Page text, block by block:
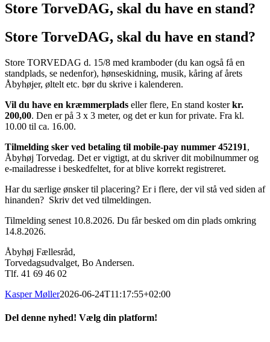
Store TorveDAG, skal du have en stand?
Store TorveDAG, skal du have en stand?
Store TORVEDAG d. 15/8 med kramboder (du kan også få en
standplads, se nedenfor), hønseskidning, musik, kåring af årets
Åbyhøjer, øltelt etc. bør du skrive i kalenderen.
Vil du have en kræmmerplads eller flere, En stand kosterkr.
200,00. Den er på 3 x 3 meter, og det er kun for private. Fra kl.
10.00 til ca. 16.00.
Tilmelding sker ved betaling til mobile-pay nummer 452191,
Åbyhøj Torvedag. Det er vigtigt, at du skriver dit mobilnummer og
e-mailadresse i beskedfeltet, for at blive korrekt registreret.
Har du særlige ønsker til placering? Er i flere, der vil stå ved siden af
hinanden? Skriv det ved tilmeldingen.
Tilmelding senest 10.8.2026. Du får besked om din plads omkring
14.8.2026.
Åbyhøj Fællesråd,
Torvedagsudvalget, Bo Andersen.
Tlf. 41 69 46 02
Kasper Møller2026-06-24T11:17:55+02:00
Del denne nyhed! Vælg din platform!